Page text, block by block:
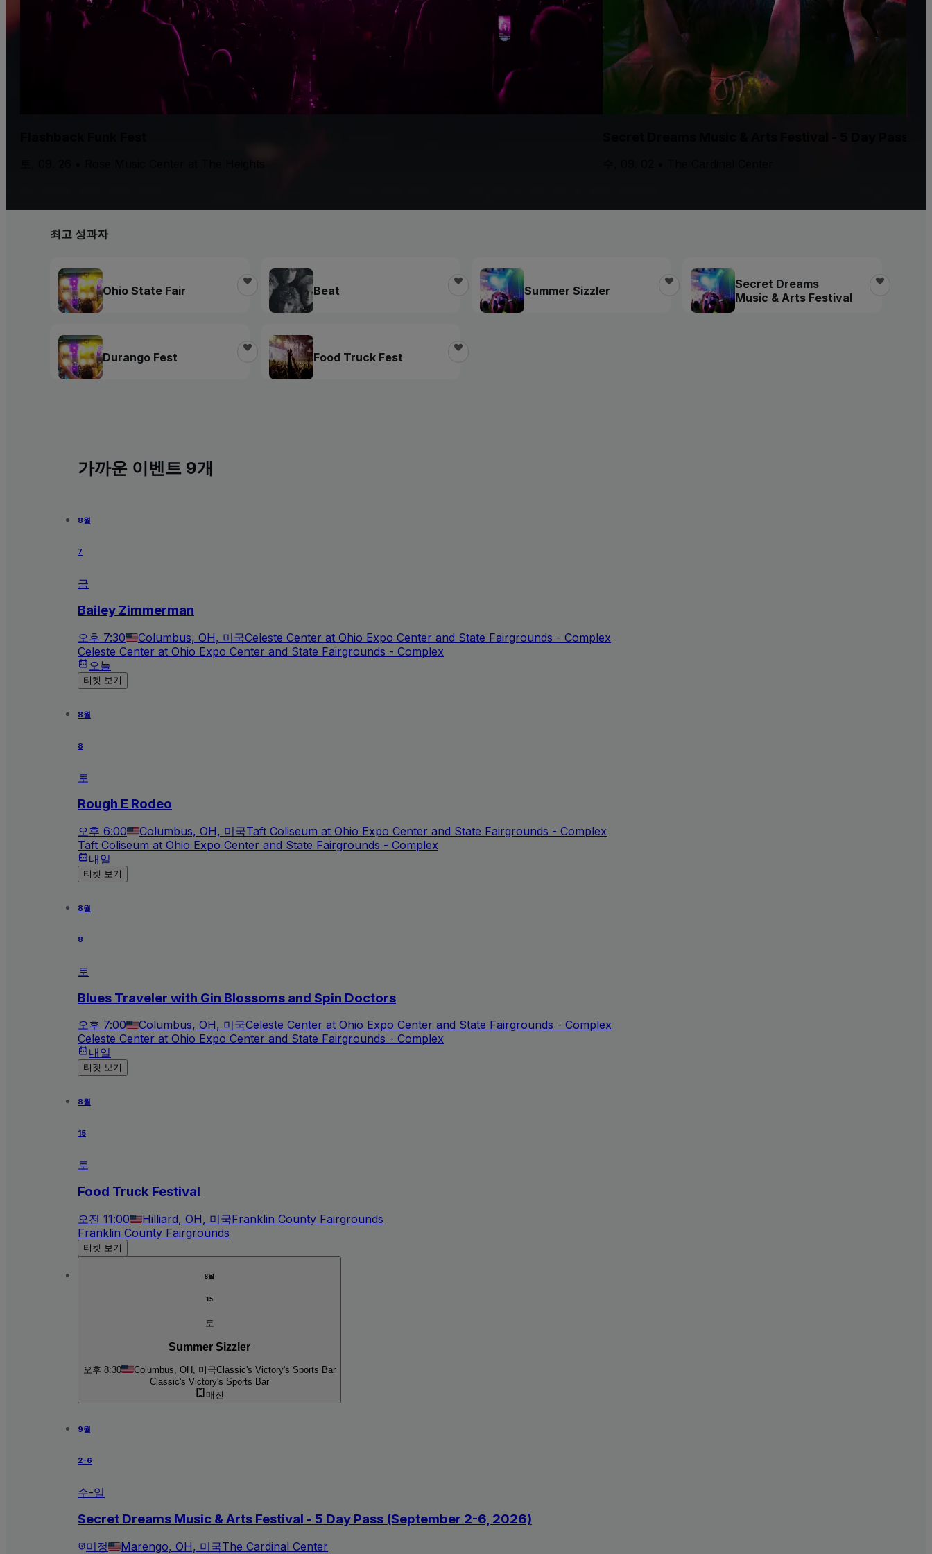
토, 09. 26 • Rose Music Center at The Heights
최고 성과자
Ohio State Fair Beat Summer Sizzler
Secret Dreams
Music & Arts Festival
Durango Fest Food Truck Fest
가까운 이벤트 9개
8월
7
금
Bailey Zimmerman
오후 7:30 Columbus, OH, 미국Celeste Center at Ohio Expo Center and State Fairgrounds - Complex
Celeste Center at Ohio Expo Center and State Fairgrounds - Complex
오늘
티켓 보기
8월
8
토
Rough E Rodeo
오후 6:00 Columbus, OH, 미국Taft Coliseum at Ohio Expo Center and State Fairgrounds - Complex
Taft Coliseum at Ohio Expo Center and State Fairgrounds - Complex
내일
티켓 보기
8월
8
토
Blues Traveler with Gin Blossoms and Spin Doctors
오후 7:00 Columbus, OH, 미국Celeste Center at Ohio Expo Center and State Fairgrounds - Complex
Celeste Center at Ohio Expo Center and State Fairgrounds - Complex
내일
티켓 보기
8월
15
토
Food Truck Festival
오전 11:00 Hilliard, OH, 미국Franklin County Fairgrounds
Franklin County Fairgrounds
티켓 보기
8월
15
토
Summer Sizzler
오후 8:30 Columbus, OH, 미국Classic's Victory's Sports Bar
Classic's Victory's Sports Bar
매진
9월
2-6
수-일
Secret Dreams Music & Arts Festival - 5 Day Pass (September 2-6, 2026)
미정 Marengo, OH, 미국The Cardinal Center